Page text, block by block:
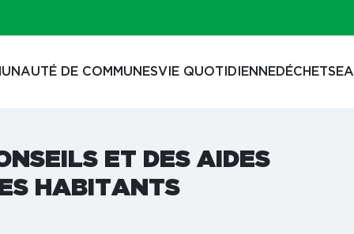
DE COMMUNESVIE QUOTIDIENNEDÉCHETS
ET DES AIDES
HABITANTS